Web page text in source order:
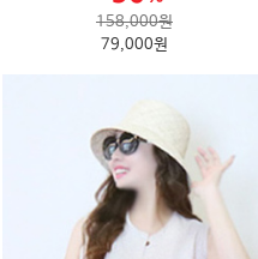
158,000원
79,000원